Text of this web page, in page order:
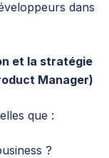
dans
et la stratégie
Manager)
que :
?